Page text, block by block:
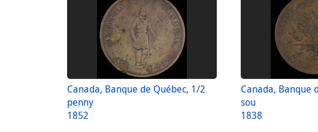
Canada, Banque de Québec, 1/2
penny
1852
Canada, Banque
sou
1838